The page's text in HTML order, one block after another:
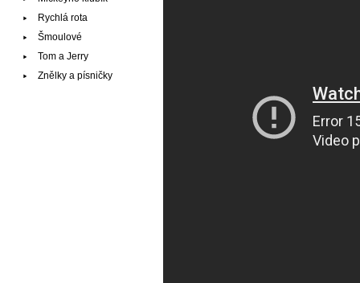
Rychlá rota
Šmoulové
Tom a Jerry
Znělky a písničky